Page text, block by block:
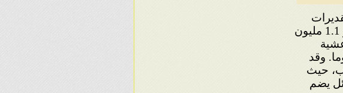
علمية قام بها باحثو متحف أوشفيتس بأن عدد من تم قتلهم فيه يبلغ نحو 1.1 مليون
وقد
حيث
1941 إلى مجمع هائل يضم